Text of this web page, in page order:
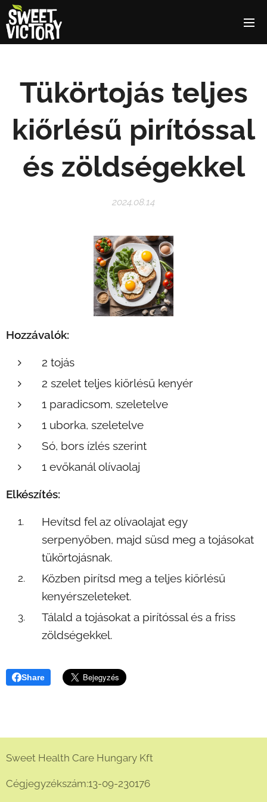
Tükörtojás teljes
kiőrlésű pirítóssal
és zöldségekkel
2024.08.14
Hozzávalók:
2 tojás
2 szelet teljes kiőrlésű kenyér
1 paradicsom, szeletelve
1 uborka, szeletelve
Só, bors ízlés szerint
1 evőkanál olívaolaj
Elkészítés:
Hevítsd fel az olívaolajat egy
serpenyőben, majd süsd meg a tojásokat
tükörtojásnak.
Közben pirítsd meg a teljes kiőrlésű
kenyérszeleteket.
Tálald a tojásokat a pirítóssal és a friss
zöldségekkel.
Share
Sweet Health Care Hungary Kft
Cégjegyzékszám:13-09-230176